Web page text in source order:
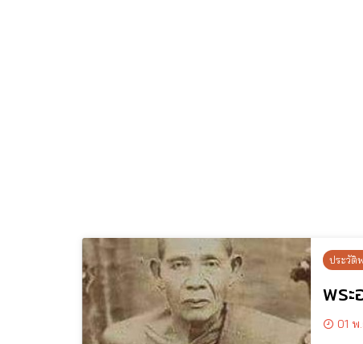
ประวัติ
พระ
01 พ